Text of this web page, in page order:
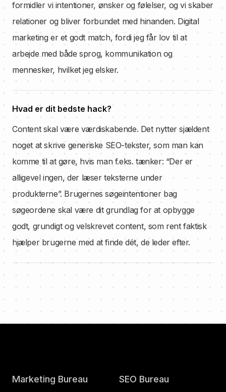
formidler vi intentioner, ønsker og følelser, og vi skaber
relationer og bliver forbundet med hinanden. Digital
marketing er et godt match, fordi jeg får lov til at
arbejde med både sprog, kommunikation og
mennesker, hvilket jeg elsker.
Hvad er dit bedste hack?
Content skal være værdiskabende. Det nytter sjældent
noget at skrive generiske SEO-tekster, som man kan
komme til at gøre, hvis man f.eks. tænker: “Der er
alligevel ingen, der læser teksterne under
produkterne”. Brugernes søgeintentioner bag
søgeordene skal være dit grundlag for at opbygge
godt, grundigt og velskrevet content, som rent faktisk
hjælper brugerne med at finde dét, de leder efter.
Marketing Bureau SEO Bureau